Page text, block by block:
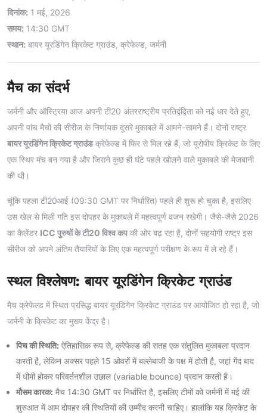
दिनांक: 1 मई, 2026
समय: 14:30 GMT
स्थान: बायर यूरडिंगेन क्रिकेट ग्राउंड, क्रेफेल्ड, जर्मनी
मैच का संदर्भ
जर्मनी और ऑस्ट्रिया आज अपनी टी20 अंतरराष्ट्रीय प्रतिद्वंद्विता को नई धार देते हुए,
अपनी पांच मैचों की सीरीज के निर्णायक दूसरे मुकाबले में आमने-सामने हैं। दोनों राष्ट्र
बायर यूरडिंगेन क्रिकेट ग्राउंडक्रेफेल्ड में फिर से मिल रहे हैं, जो यूरोपीय क्रिकेट के लिए
एक स्थिर मंच बन गया है और जिसने कुछ ही घंटे पहले खोलने वाले मुकाबले की मेजबानी
की थी।
चूंकि पहला टी20आई (09:30 GMT पर निर्धारित) पहले ही शुरू हो चुका है, इसलिए
उस खेल से मिली गति इस दोपहर के मुकाबले में महत्वपूर्ण वजन रखेगी। जैसे-जैसे 2026
का कैलेंडर ICC पुरुषों के टी20 विश्व कपकी ओर बढ़ रहा है, दोनों सहयोगी राष्ट्र इस
सीरीज को अपने अंतिम तैयारियों के लिए एक महत्वपूर्ण परीक्षण के रूप में ले रहे हैं।
स्थल विश्लेषण: बायर यूरडिंगेन क्रिकेट ग्राउंड
मैच क्रेफेल्ड में स्थित प्रसिद्ध बायर यूरडिंगेन क्रिकेट ग्राउंड पर आयोजित हो रहा है, जो
जर्मनी के क्रिकेट का मुख्य केंद्र है।
पिच की स्थिति: ऐतिहासिक रूप से, क्रेफेल्ड की सतह एक संतुलित मुकाबला प्रदान
करती है, लेकिन अक्सर पहले 15 ओवरों में बल्लेबाजी के पक्ष में होती है, जहां गेंद बाद
में धीमी होकर परिवर्तनशील उछाल (variable bounce) प्रदान करती है।
मौसम कारक: मैच 14:30 GMT पर निर्धारित है, इसलिए टीमों को जर्मनी में मई की
शुरुआत में आम दोपहर की स्थितियों की उम्मीद करनी चाहिए। हालांकि यह क्रिकेट के